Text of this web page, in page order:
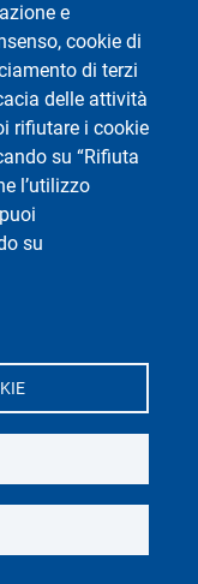
e machine
affianca alla
dal carattere
e al fine di
che si
della
riferimento, nel
laboratoriali,
un
processuale civile
Per questi, gli
di insegnamenti
tra aspetti
La scelta di
e
cookie di
di terzi
delle attività
rifiutare i cookie
su “Rifiuta
l’utilizzo
su